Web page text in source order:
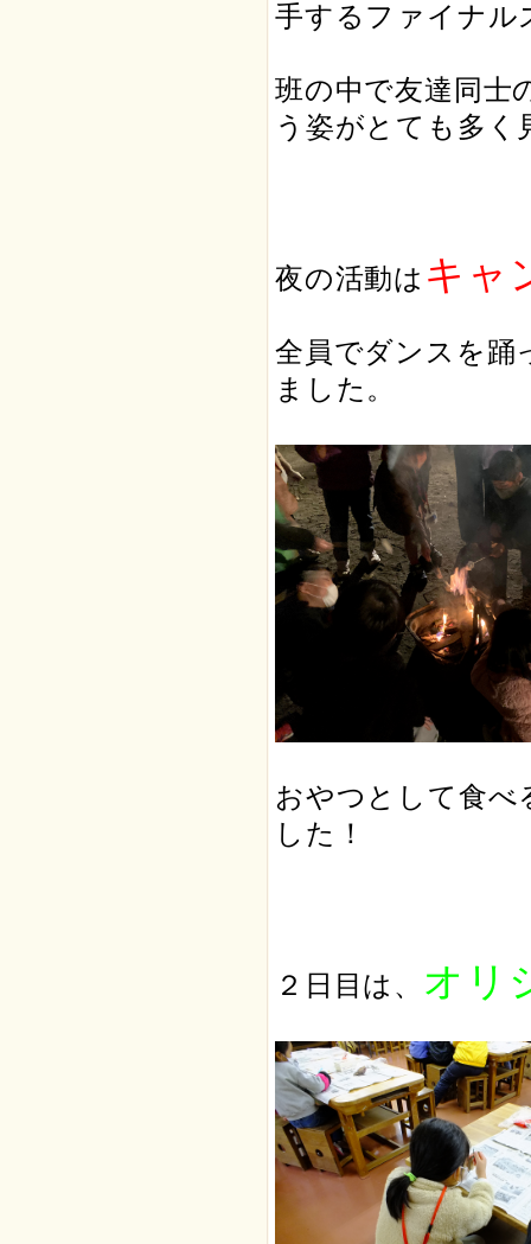
手するファイナル
班の中で友達同士
う姿がとても多く
夜の活動は キャ
全員でダンスを踊
ま した。
おやつとして食べ
した！
２日目は、 オリ